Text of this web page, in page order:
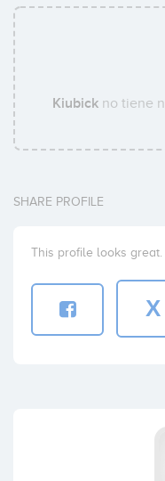
Kiubick no tiene
SHARE PROFILE
This profile looks
X